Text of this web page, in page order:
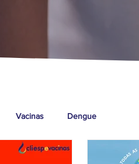
Vacinas Dengue